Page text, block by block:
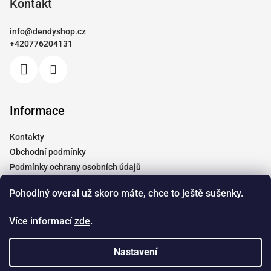
Pohodlný overal už skoro máte, chce to ještě sušenky.
Více informacízde.
Nastavení
Kontakt
info@dendyshop.cz
+420776204131
Informace
Kontakty
Obchodní podmínky
Podmínky ochrany osobních údajů
Moje objednávka
Doprava
Spolupráce